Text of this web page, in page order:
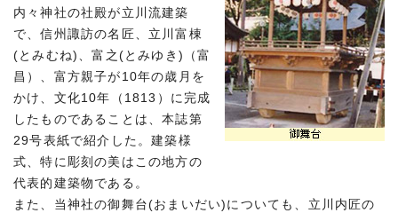
内々神社の社殿が立川流建築
で、信州諏訪の名匠、立川富棟
(とみむね)、富之(とみゆき)（富
昌）、富方親子が10年の歳月を
かけ、文化10年（1813）に完成
したものであることは、本誌第
29号表紙で紹介した。建築様
式、特に彫刻の美はこの地方の
代表的建築物である。
また、当神社の御舞台(おまいだい)についても、立川内匠の